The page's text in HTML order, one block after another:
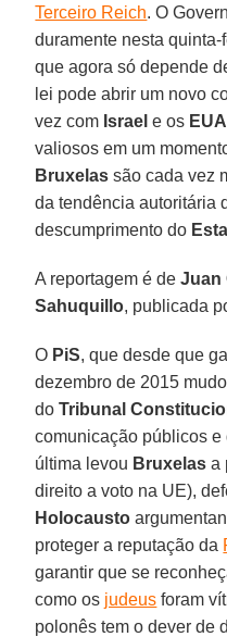
Terceiro Reich. O
duramente nesta
que agora só depende
lei pode abrir um novo
vez com Israel e os EUA
valiosos em um
Bruxelas são cada vez
da tendência autoritária
descumprimento do
A reportagem é deJuan
Sahuquillo, publicada
O PiS, que desde que
dezembro de 2015
doTribunal
comunicação públicos e
última levou Bruxelas a
direito a voto na UE),
Holocausto
proteger a reputação da
garantir que se
como os judeus foram
polonês tem o dever de